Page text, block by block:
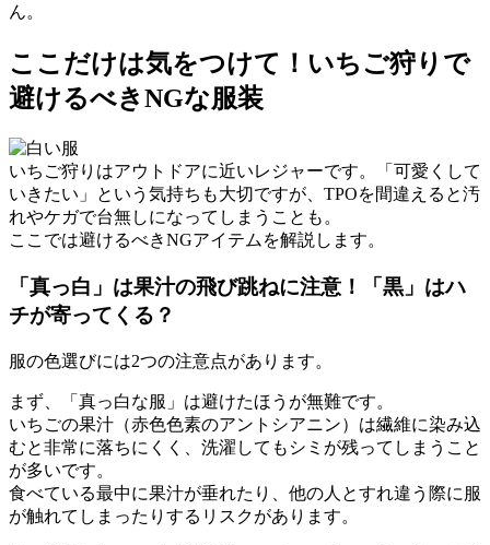
ん。
ここだけは気をつけて！いちご狩りで
避けるべきNGな服装
いちご狩りはアウトドアに近いレジャーです。「可愛くして
いきたい」という気持ちも大切ですが、TPOを間違えると汚
れやケガで台無しになってしまうことも。
ここでは避けるべきNGアイテムを解説します。
「真っ白」は果汁の飛び跳ねに注意！「黒」はハ
チが寄ってくる？
服の色選びには2つの注意点があります。
まず、 「真っ白な服」は避けたほうが無難です。
いちごの果汁（赤色色素のアントシアニン）は繊維に染み込
むと非常に落ちにくく、洗濯してもシミが残ってしまうこと
が多いです。
食べている最中に果汁が垂れたり、他の人とすれ違う際に服
が触れてしまったりするリスクがあります。